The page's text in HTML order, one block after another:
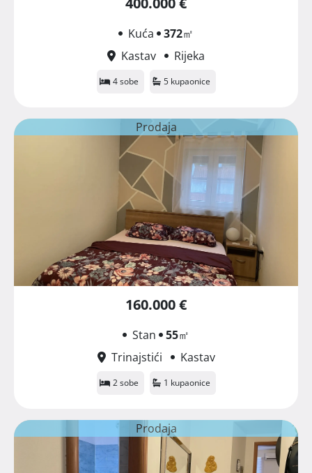
Kuća 372㎡
Kastav
Rijeka
4 sobe 5 kupaonice
Prodaja
160.000 €
Stan 55㎡
Trinajstići
Kastav
2 sobe 1 kupaonice
Prodaja